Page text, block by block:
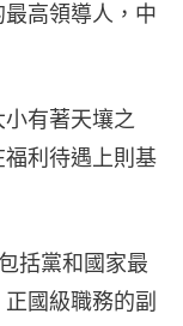
高領導人，中
有著天壤之
利待遇上則基
括黨和國家最
國級職務的副